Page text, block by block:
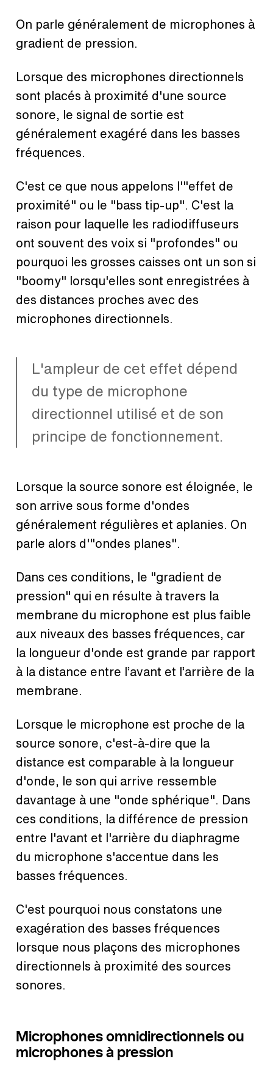
On parle généralement de microphones à
gradient de pression.
Lorsque des microphones directionnels
sont placés à proximité d'une source
sonore, le signal de sortie est
généralement exagéré dans les basses
fréquences.
C'est ce que nous appelons l'"effet de
proximité" ou le "bass tip-up". C'est la
raison pour laquelle les radiodiffuseurs
ont souvent des voix si "profondes" ou
pourquoi les grosses caisses ont un son si
"boomy" lorsqu'elles sont enregistrées à
des distances proches avec des
microphones directionnels.
L'ampleur de cet effet dépend
du type de microphone
directionnel utilisé et de son
principe de fonctionnement.
Lorsque la source sonore est éloignée, le
son arrive sous forme d'ondes
généralement régulières et aplanies. On
parle alors d'"ondes planes".
Dans ces conditions, le "gradient de
pression" qui en résulte à travers la
membrane du microphone est plus faible
aux niveaux des basses fréquences, car
la longueur d'onde est grande par rapport
à la distance entre l’avant et l’arrière de la
membrane.
Lorsque le microphone est proche de la
source sonore, c'est-à-dire que la
distance est comparable à la longueur
d'onde, le son qui arrive ressemble
davantage à une "onde sphérique". Dans
ces conditions, la différence de pression
entre l'avant et l'arrière du diaphragme
du microphone s'accentue dans les
basses fréquences.
C'est pourquoi nous constatons une
exagération des basses fréquences
lorsque nous plaçons des microphones
directionnels à proximité des sources
sonores.
Microphones omnidirectionnels ou
microphones à pression